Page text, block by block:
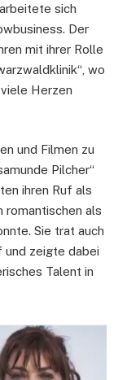
sich
Der
mit ihrer Rolle
wo
Herzen
und Filmen zu
Pilcher“
ihren Ruf als
romantischen als
Sie trat auch
und zeigte dabei
Talent in